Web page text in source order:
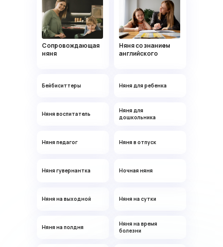
Сопровождающая
няня
Няня со знанием
английского
Бейбиситтеры Няня для ребенка
Няня воспитатель
Няня для
дошкольника
Няня педагог
Няня на выходной
Няня в отпуск
Няня на сутки
Няня гувернантка
Няня на полдня
Ночная няня
Няня на время
болезни
Няни, которые
уже помогают
Мария
Есть опыт работы в детском саду